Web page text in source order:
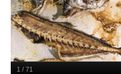
1 / 71